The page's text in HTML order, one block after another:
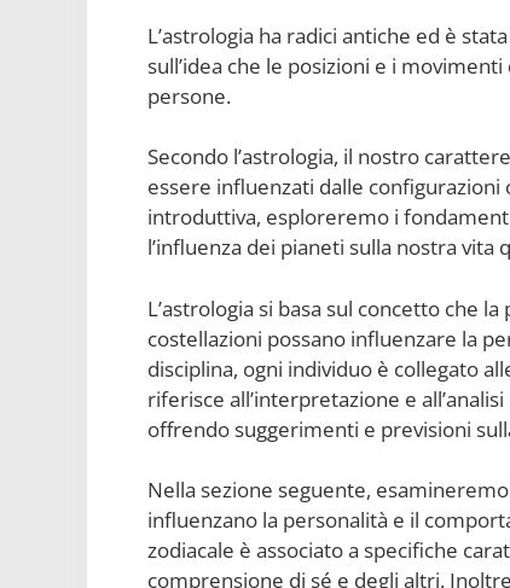
L’astrologia ha radici antiche ed è
sull’idea che le posizioni e i
persone.
Secondo l’astrologia, il nostro
essere influenzati dalle
introduttiva, esploreremo i
l’influenza dei pianeti sulla nostra vita
L’astrologia si basa sul concetto che
costellazioni possano influenzare la
disciplina, ogni individuo è collegato
riferisce all’interpretazione e
offrendo suggerimenti e previsioni
Nella sezione seguente,
influenzano la personalità e il
zodiacale è associato a specifiche
comprensione di sé e degli altri.